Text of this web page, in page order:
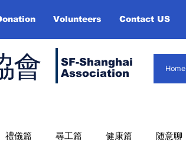
Volunteers Contact US
會
SF-Shanghai
Association
Home
禮儀篇 尋工篇 健康篇 随意聊